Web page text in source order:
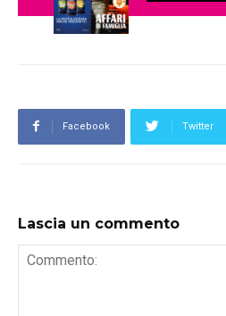
Facebook Twitter
Lascia un commento